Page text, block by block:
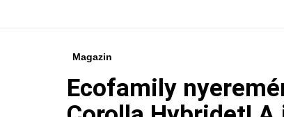
Magazin
Ecofamily